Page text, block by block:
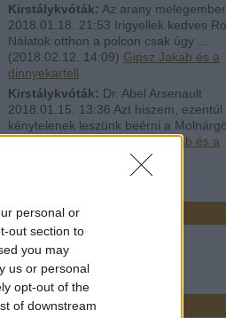
personal or
out section to
you may
us or personal
opt-out of the
of downstream
Kirstálykvóták: Az arany melegember
2018.01.18. 21:53 Irigyellek kedves
Nálatok otthon a polcon csak úgy ...
(2018.02.12. 14:09) Gipsz Jakab és a
dinnyekartell
Kirstálykvóták: Dr. Abel Arsenault
2018.01.15. 13:36 Azt hiszem, ezentúl
kénytelenek leszünk beérni a
(2018.02.12. 14:08) Gipsz Jakab és a